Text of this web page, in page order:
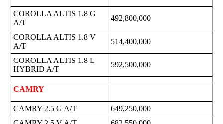
COROLLA ALTIS 1.8 G
A/T
492,800,000
COROLLA ALTIS 1.8 V
A/T
514,400,000
COROLLA ALTIS 1.8 L
HYBRID A/T
592,500,000
CAMRY
CAMRY 2.5 G A/T
649,250,000